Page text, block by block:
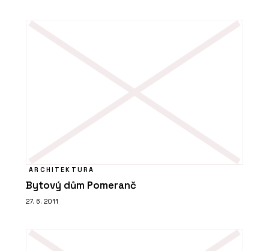
ARCHITEKTURA
Bytový dům Pomeranč
27. 6. 2011